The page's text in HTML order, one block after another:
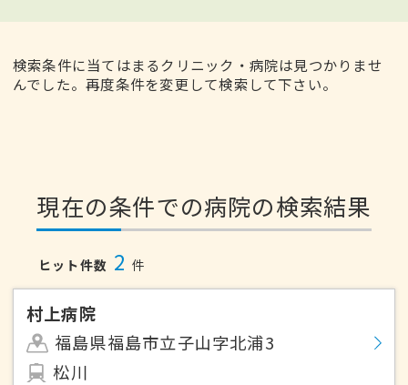
検索条件に当てはまるクリニック・病院は見つかりませ
んでした。再度条件を変更して検索して下さい。
現在の条件での病院の検索結果
ヒット件数 2 件
村上病院
福島県福島市立子山字北浦3
松川